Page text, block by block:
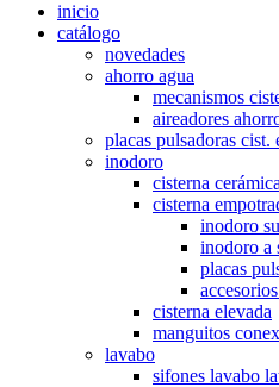
inicio
catálogo
novedades
ahorro agua
mecanismos
aireadores
placas pulsadoras cist.
inodoro
cisterna cerámica
cisterna
inodoro
inodoro a
placas
cisterna elevada
manguitos
lavabo
sifones lavabo